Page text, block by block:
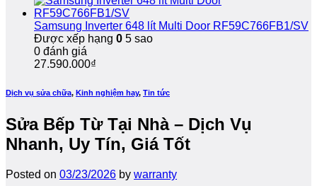
Samsung Inverter 648 lít Multi Door RF59C766FB1/SV
Được xếp hạng 0 5 sao
0 đánh giá
27.590.000₫
Dịch vụ sửa chữa, Kinh nghiệm hay, Tin tức
Sửa Bếp Từ Tại Nhà – Dịch Vụ
Nhanh, Uy Tín, Giá Tốt
Posted on 03/23/2026 by warranty